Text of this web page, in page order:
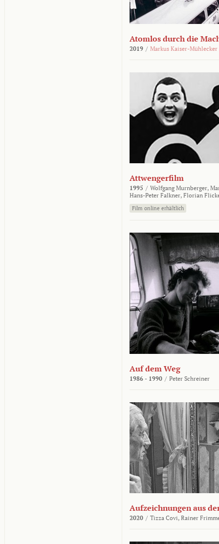
Atomlos durch die
2019 / Markus Kaiser-Mühlecker
Attwengerfilm
1995 / Wolfgang Murnberger,
Hans-Peter Falkner, Florian
Film online erhältlich
Auf dem Weg
1986 - 1990 / Peter Schreiner
Aufzeichnungen aus
2020 / Tizza Covi, Rainer